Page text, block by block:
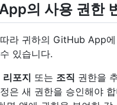
의 사용 권한
라 귀하의 GitHub App
있습니다.
리포지 또는 조직 권한을
은 새 권한을 승인해야